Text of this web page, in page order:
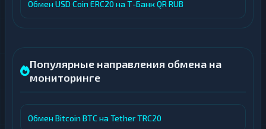
Обмен USD Coin ERC20 на Т-Банк QR RUB
Популярные направления обмена на
мониторинге
Обмен Bitcoin BTC на Tether TRC20